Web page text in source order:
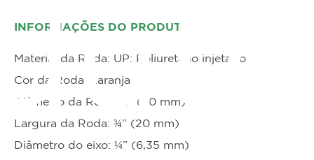
INFORMAÇÕES DO PRODUTO
Material da Roda: UP: Poliuretano injetado
Cor da Roda: Laranja
Diâmetro da Roda: 2” (50 mm)
Largura da Roda: ¾” (20 mm)
Diâmetro do eixo: ¼” (6,35 mm)